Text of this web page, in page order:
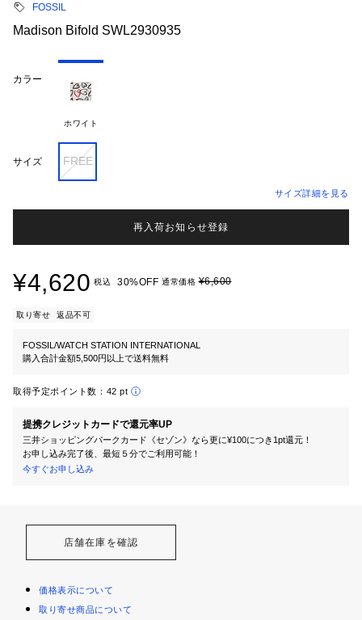
FOSSIL
Madison Bifold SWL2930935
カラー
ホワイト
サイズ FREE
サイズ詳細を見る
再入荷お知らせ登録
¥4,620 税込 30%OFF 通常価格¥6,600
取り寄せ 返品不可
FOSSIL/WATCH STATION INTERNATIONAL
購入合計金額5,500円以上で送料無料
取得予定ポイント数： 42 pt
提携クレジットカードで還元率UP
三井ショッピングパークカード《セゾン》なら更に¥100につき1pt還元！
お申し込み完了後、最短５分でご利用可能！
今すぐお申し込み
店舗在庫を確認
価格表示について
取り寄せ商品について